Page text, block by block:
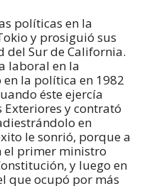
políticas en la
y prosiguió sus
del Sur de California.
laboral en la
en la política en 1982
éste ejercía
y contrató
en
le sonrió, porque a
el primer ministro
y luego en
que ocupó por más